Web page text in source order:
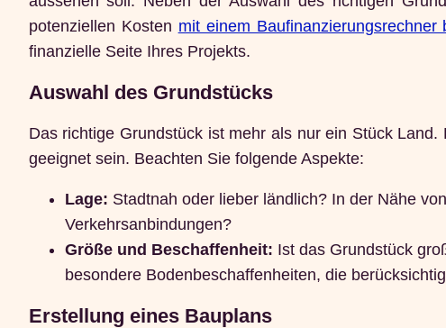
potenziellen Kosten mit einem Baufinanzierungsrechner
finanzielle Seite Ihres Projekts.
Auswahl des Grundstücks
Das richtige Grundstück ist mehr als nur ein Stück
geeignet sein. Beachten Sie folgende Aspekte:
Lage: Stadtnah oder lieber ländlich? In der Nähe
Verkehrsanbindungen?
Größe und Beschaffenheit: Ist das Grundstück
besondere Bodenbeschaffenheiten, die
Erstellung eines Bauplans